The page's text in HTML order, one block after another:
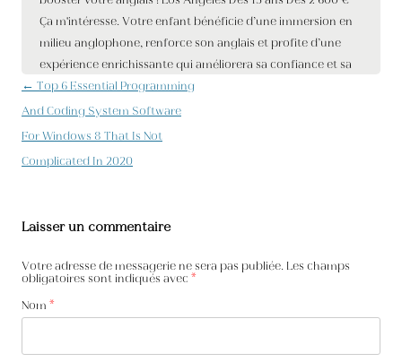
Navigation des articles
← Top 6 Essential Programming
And Coding System Software
For Windows 8 That Is Not
Complicated In 2020
Laisser un commentaire
Votre adresse de messagerie ne sera pas publiée. Les champs
obligatoires sont indiqués avec *
Nom *